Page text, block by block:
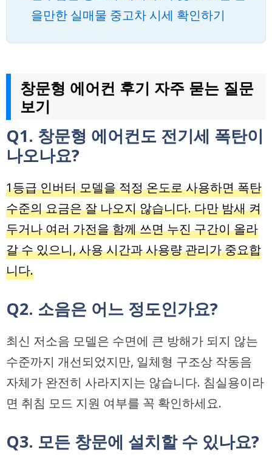
을만한 실매물 중고차 시세 확인하기
창문형 에어컨 후기 자주 묻는 질문
보기
Q1. 창문형 에어컨도 전기세 폭탄이
나오나요?
1등급 인버터 모델을 적정 온도로 사용하면 폭탄
수준의 요금은 잘 나오지 않습니다. 다만 밤새 켜
두거나 여러 가전을 함께 쓰면 누진 구간이 올라
갈 수 있으니, 사용 시간과 사용량 관리가 중요합
니다.
Q2. 소음은 어느 정도인가요?
최신 저소음 모델은 수면에 큰 방해가 되지 않는
수준까지 개선되었지만, 일체형 구조상 작동음
자체가 완전히 사라지지는 않습니다. 침실용이라
면 취침 모드 지원 여부를 꼭 확인하세요.
Q3. 모든 창문에 설치할 수 있나요?